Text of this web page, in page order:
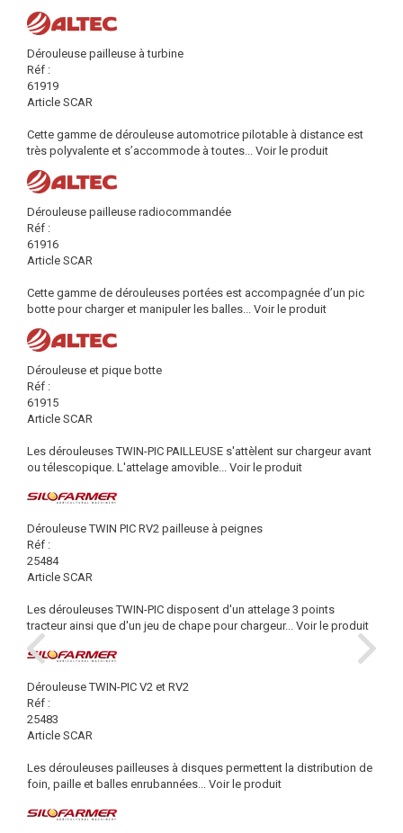
Dérouleuse pailleuse à turbine
Réf :
61919
Article SCAR
Cette gamme de dérouleuse automotrice pilotable à distance est
très polyvalente et s’accommode à toutes... Voir le produit
Dérouleuse pailleuse radiocommandée
Réf :
61916
Article SCAR
Cette gamme de dérouleuses portées est accompagnée d’un pic
botte pour charger et manipuler les balles... Voir le produit
Dérouleuse et pique botte
Réf :
61915
Article SCAR
Les dérouleuses TWIN-PIC PAILLEUSE s'attèlent sur chargeur avant
ou télescopique. L'attelage amovible... Voir le produit
Dérouleuse TWIN PIC RV2 pailleuse à peignes
Réf :
25484
Article SCAR
Les dérouleuses TWIN-PIC disposent d'un attelage 3 points
tracteur ainsi que d'un jeu de chape pour chargeur... Voir le produit
Dérouleuse TWIN-PIC V2 et RV2
Réf :
25483
Article SCAR
Les dérouleuses pailleuses à disques permettent la distribution de
foin, paille et balles enrubannées... Voir le produit